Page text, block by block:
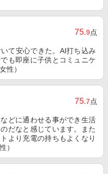
75.9点
て安心できた。AI打ち込み
も即座に子供とコミュニケ
性）
75.7点
どに通わせる事ができ生活
だなと感じています。また
より充電の持ちもよくなり
）